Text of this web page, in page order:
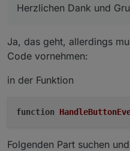
Herzlichen Dank und
Ja, das geht, allerdings
Code vornehmen:
in der Funktion
function
Folgenden Part suchen